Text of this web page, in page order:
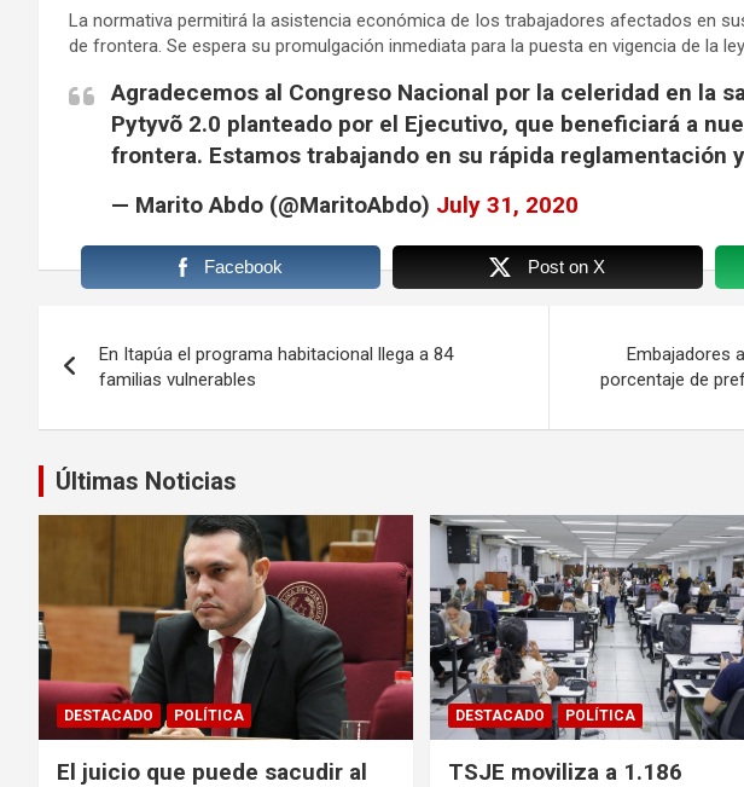
La normativa permitirá la asistencia económica de los trabajadores afectados en
de frontera. Se espera su promulgación inmediata para la puesta en vigencia de la
Agradecemos al Congreso Nacional por la celeridad en la
Pytyvõ 2.0 planteado por el Ejecutivo, que beneficiará a
frontera. Estamos trabajando en su rápida reglamentación
— Marito Abdo (@MaritoAbdo) July 31, 2020
Facebook Post on X
de
entradas
En Itapúa el programa habitacional llega a 84
familias vulnerables
Embajadores
porcentaje de
Últimas Noticias
DESTACADO POLÍTICA
El juicio que puede sacudir al
DESTACADO POLÍTICA
TSJE moviliza a 1.186